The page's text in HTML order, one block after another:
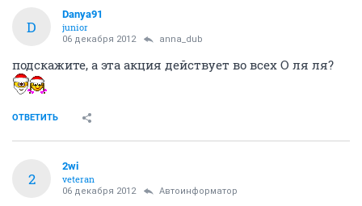
D
Danya91
junior
06 декабря 2012 anna_dub
подскажите, а эта акция действует во всех О ля ля?
ОТВЕТИТЬ
2
2wi
veteran
06 декабря 2012 Автоинформатор